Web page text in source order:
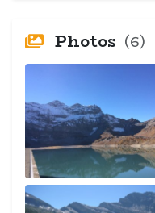
Photos (6)